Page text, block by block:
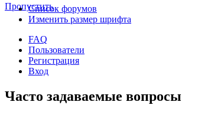
ПропуститьСписок форумов
Изменить размер шрифта
FAQ
Пользователи
Регистрация
Вход
Часто задаваемые вопросы